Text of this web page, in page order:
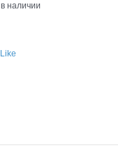
наличии